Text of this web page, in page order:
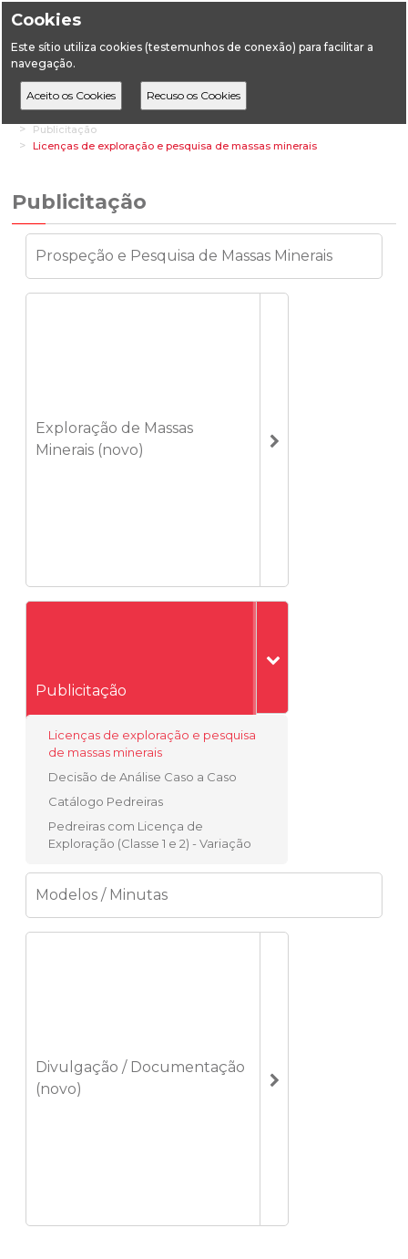
Cookies
Este sítio utiliza cookies (testemunhos de conexão) para facilitar a
navegação.
HomeÁreas Setoriais Geologia
Massas Minerais (Pedreiras)
Publicitação
Licenças de exploração e pesquisa de massas minerais
Publicitação
Prospeção e Pesquisa de Massas Minerais
Exploração de Massas
Minerais (novo)
Publicitação
Licenças de exploração e pesquisa
de massas minerais
Decisão de Análise Caso a Caso
Catálogo Pedreiras
Pedreiras com Licença de
Exploração (Classe 1 e 2) - Variação
Modelos / Minutas
Divulgação / Documentação
(novo)